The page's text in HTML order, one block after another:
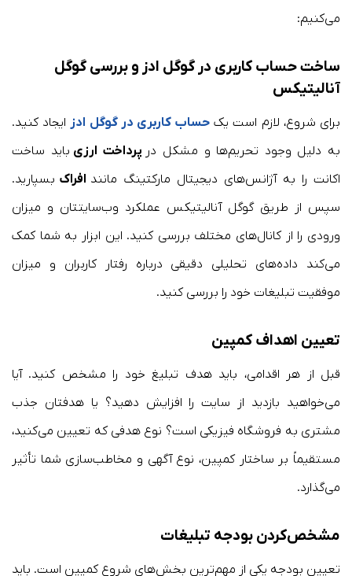
می‌کنیم:
ساخت حساب کاربری در گوگل ادز و بررسی گوگل
آنالیتیکس
برای شروع، لازم است یک حساب کاربری در گوگل ادزایجاد کنید.
به دلیل وجود تحریم‌ها و مشکل در پرداخت ارزی باید ساخت
اکانت را به آژانس‌های دیجیتال مارکتینگ مانند افراک بسپارید.
سپس از طریق گوگل آنالیتیکس عملکرد وب‌سایتتان و میزان
ورودی را از کانال‌های مختلف بررسی کنید. این ابزار به شما کمک
می‌کند داده‌های تحلیلی دقیقی درباره رفتار کاربران و میزان
موفقیت تبلیغات خود را بررسی کنید.
تعیین اهداف کمپین
قبل از هر اقدامی، باید هدف تبلیغ خود را مشخص کنید. آیا
می‌خواهید بازدید از سایت را افزایش دهید؟ یا هدفتان جذب
مشتری به فروشگاه فیزیکی است؟ نوع هدفی که تعیین می‌کنید،
مستقیماً بر ساختار کمپین، نوع آگهی و مخاطب‌سازی شما تأثیر
می‌گذارد.
مشخص‌کردن بودجه تبلیغات
تعیین بودجه یکی از مهم‌ترین بخش‌های شروع کمپین است. باید